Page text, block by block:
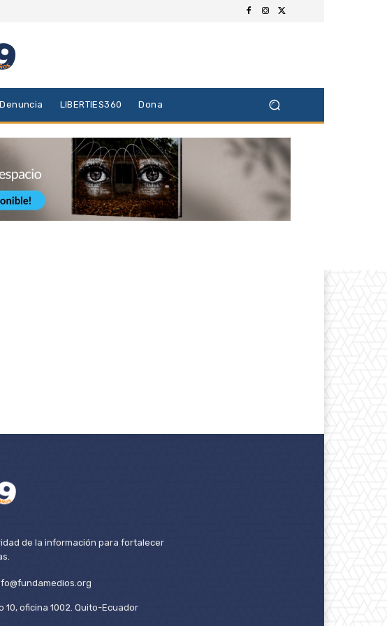
Denuncia LIBERTIES360 Dona
de la información para fortalecer
oficina 1002. Quito-Ecuador